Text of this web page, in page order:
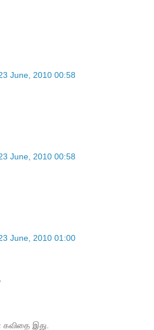
June, 2010 00:58
June, 2010 00:58
June, 2010 01:00
இது.